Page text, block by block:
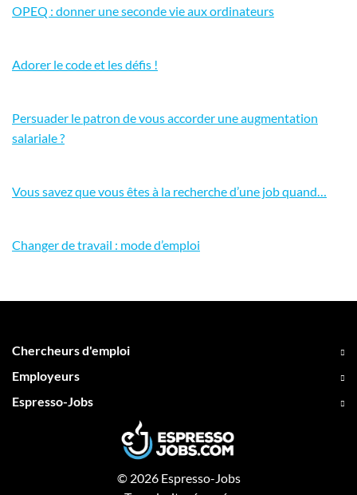
OPEQ : donner une seconde vie aux ordinateurs
Adorer le code et les défis !
Persuader le patron de vous accorder une augmentation
salariale ?
Vous savez que vous êtes à la recherche d’une job quand…
Changer de travail : mode d’emploi
Chercheurs d'emploi
Employeurs
Espresso-Jobs
© 2026 Espresso-Jobs